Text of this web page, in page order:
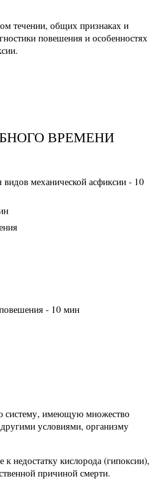
течении, общих признаках и
повешения и особенностях
ВРЕМЕНИ
механической асфиксии - 10
- 10 мин
систему, имеющую множество
условиями, организму
недостатку кислорода (гипоксии),
причиной смерти.